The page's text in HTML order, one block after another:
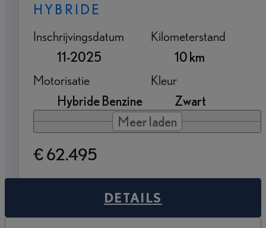
HYBRIDE
Inschrijvingsdatum
11-2025
Kilometerstand
10 km
Motorisatie
Hybride Benzine
Kleur
Zwart
Meer laden
€ 62.495
DETAILS